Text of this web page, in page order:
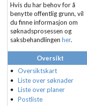
Hvis du har behov for å
benytte offentlig grunn, vil
du finne informasjon om
søknadsprosessen og
saksbehandlingen her.
Oversikt
Oversiktskart
Liste over søknader
Liste over planer
Postliste